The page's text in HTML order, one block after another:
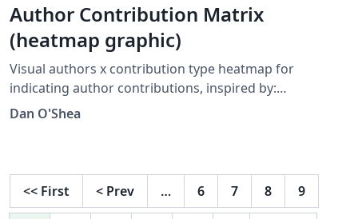
colores por el estándar chino GB 12983-2004. El diseño
y los colores se han tomado de la página
http://www.vexilla-mundi.com/china_flag.html.
Author Contribution Matrix
(heatmap graphic)
Visual authors x contribution type heatmap for
indicating author contributions, inspired by:
https://www.nature.com/nature-index/news-
Dan O'Shea
<< First < Prev … 6 7 8 9